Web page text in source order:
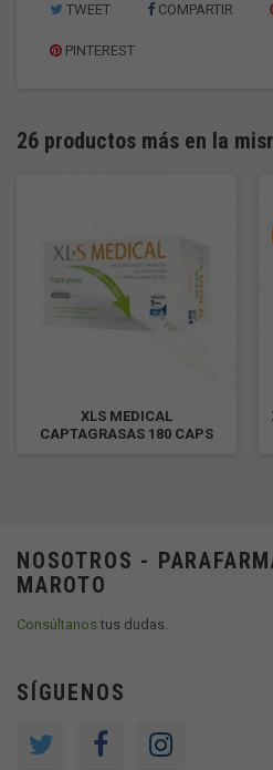
TWEET COMPARTIR
PINTEREST
26 productos más en la
XLS MEDICAL
CAPTAGRASAS 180 CAPS
NOSOTROS -
MAROTO
Consúltanostus dudas.
SÍGUENOS